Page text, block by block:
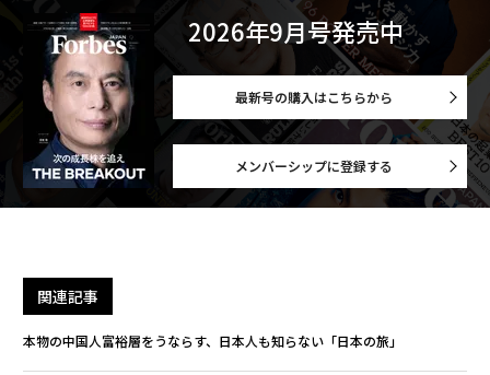
2026年9月号発売中
最新号の購入はこちらから
メンバーシップに登録する
関連記事
本物の中国人富裕層をうならす、日本人も知らない「日本の旅」